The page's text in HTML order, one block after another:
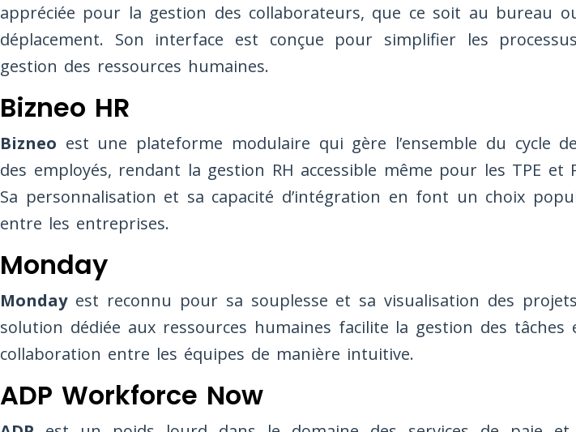
appréciée pour la gestion des collaborateurs, que ce soit au bureau
déplacement. Son interface est conçue pour simplifier les
gestion des ressources humaines.
Bizneo HR
Bizneo est une plateforme modulaire qui gère l’ensemble du cycle
des employés, rendant la gestion RH accessible même pour les TPE et
Sa personnalisation et sa capacité d’intégration en font un choix
entre les entreprises.
Monday
Mondayest reconnu pour sa souplesse et sa visualisation des
solution dédiée aux ressources humaines facilite la gestion des tâches
collaboration entre les équipes de manière intuitive.
ADP Workforce Now